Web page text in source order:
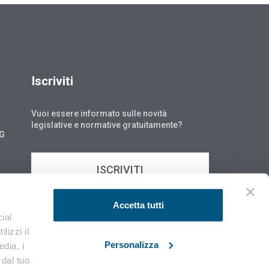
il
i
tuo
Accetta tutti
Personalizza
Iscriviti
Vuoi essere informato sulle novità
legislative e normative gratuitamente?
ISCRIVITI